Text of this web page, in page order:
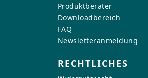
Produktberater
Downloadbereich
FAQ
Newsletteranmeldung
RECHTLICHES